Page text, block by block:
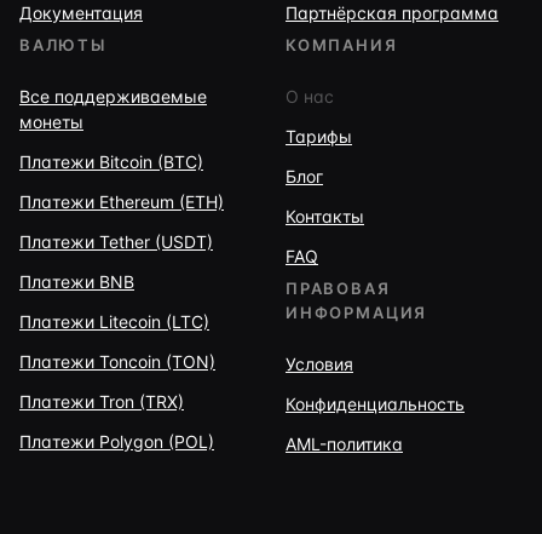
Документация
ВАЛЮТЫ
Все поддерживаемые
монеты
Платежи Bitcoin (BTC)
Платежи Ethereum (ETH)
Платежи Tether (USDT)
Платежи BNB
Платежи Litecoin (LTC)
Платежи Toncoin (TON)
Платежи Tron (TRX)
Платежи Polygon (POL)
Партнёрская программа
КОМПАНИЯ
О нас
Тарифы
Блог
Контакты
FAQ
ПРАВОВАЯ
ИНФОРМАЦИЯ
Условия
Конфиденциальность
AML-политика